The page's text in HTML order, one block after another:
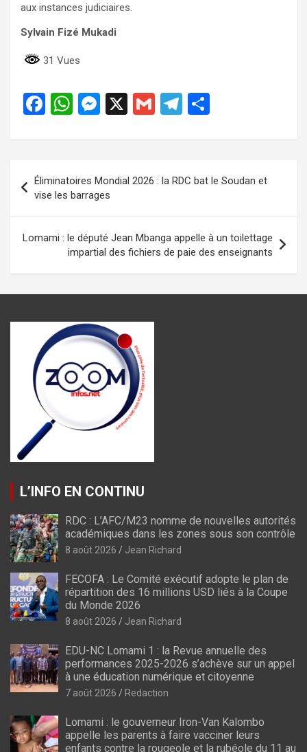
aux instances judiciaires.
Sylvain Fizé Mukadi
31 Vues
F
ce
b
o
o
k
W
at
s
A
p
p
M
se
n
g
er
X
G
ail
T
e
gr
a
m
ta
g
er
Navigation
de
l’article
Éliminatoires Mondial 2026 : la RDC bat le Soudan et
vise les barrages
Lomami : le député Jean Mbanga appelle à un toilettage
impartial des fichiers de paie des enseignants
L’INFO EN CONTINU
RDC : L’AFC/M23 nomme de nouvelles autorités
académiques dans les zones sous son contrôle
8 août 2026 Jean Richard
FECOFA : Le Comité exécutif adopte le plan de
répartition des 16 millions USD liés à la Coupe
du Monde 2026
8 août 2026 Jean Richard
EDU-NC Lomami 1 : la Revue annuelle des
performances 2025-2026 s’achève sur un appel
à une éducation numérique et citoyenne
7 août 2026 Redaction
Lomami : le gouverneur Iron-Van Kalombo
appelle les parents à faire vacciner leurs
enfants contre la rougeole et la rubéole du 11 au